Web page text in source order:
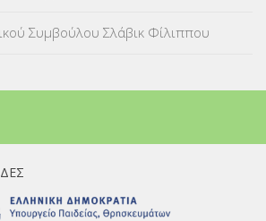
Συμβούλου Σλάβικ Φίλιππου